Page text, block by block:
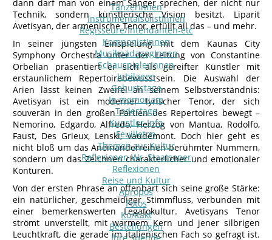
TänzerInnen
InstrumentalsolistInnen
Regisseure/Intendanten-etc
KomponistInnen
MusikpädagogInnen
SchauspielerInnen
Jubilaeen
Geburtstage
In memoriam
Todestage
Künstler-Info
Feuilleton
Themen zur Kultur
Reflexionen Wr. Staatsoper
Reflexionen
Reise und Kultur
Apropos
Fotos
Kontakt
Bestellungen
dann darf man von einem Sänger sprechen, der nicht nur
Technik, sondern künstlerische Vision besitzt. Liparit
Avetisyan, der armenische Tenor, erfüllt all das – und mehr.
In seiner jüngsten Einspielung mit dem Kaunas City
Symphony Orchestra unter der Leitung von Constantine
Orbelian präsentiert er sich als gereifter Künstler mit
erstaunlichem Repertoirebewusstsein. Die Auswahl der
Arien lässt keinen Zweifel an seinem Selbstverständnis:
Avetisyan ist ein moderner lyrischer Tenor, der sich
souverän in den großen Partien des Repertoires bewegt –
Nemorino, Edgardo, Alfredo, Herzog von Mantua, Rodolfo,
Faust, Des Grieux, Lenski, Vaudémont. Doch hier geht es
nicht bloß um das Aneinanderreihen berühmter Nummern,
sondern um das Zeichnen charakterlicher und emotionaler
Konturen.
Von der ersten Phrase an offenbart sich seine große Stärke:
ein natürlicher, geschmeidiger Stimmfluss, verbunden mit
einer bemerkenswerten Legatokultur. Avetisyans Tenor
strömt unverstellt, mit warmem Kern und jener silbrigen
Leuchtkraft, die gerade im italienischen Fach so gefragt ist.